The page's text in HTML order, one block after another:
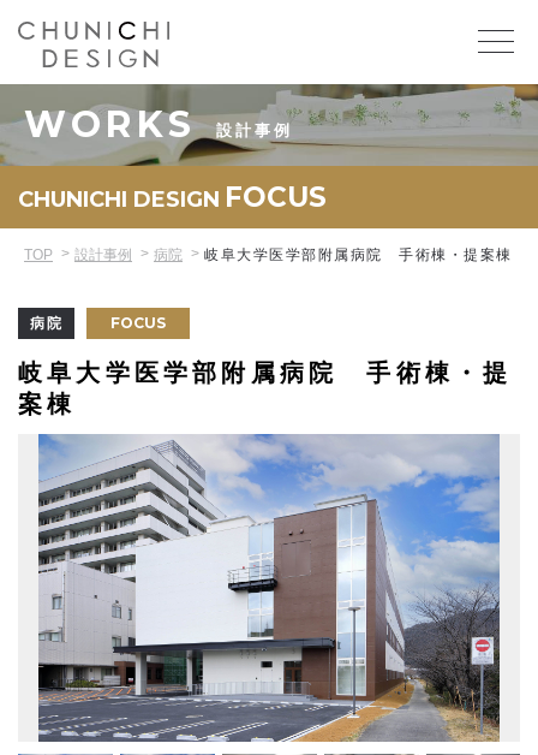
WORKS 設計事例
CHUNICHI DESIGN FOCUS
TOP 設計事例 病院 岐阜大学医学部附属病院 手術棟・提案棟
病院 FOCUS
岐阜大学医学部附属病院 手術棟・提
案棟